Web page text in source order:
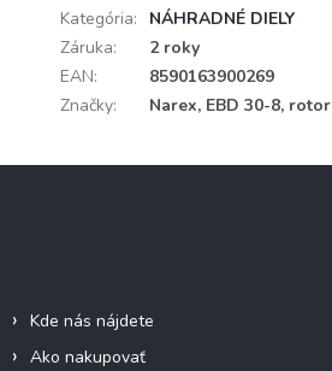
Kategória:
NÁHRADNÉ DIELY
Záruka:
2 roky
EAN:
8590163900269
Značky: Narex, EBD 30-8, rotor
Kde nás nájdete
Ako nakupovať